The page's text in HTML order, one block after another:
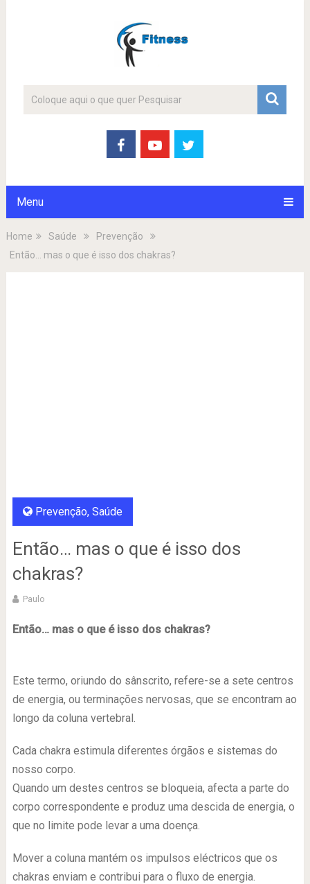
Menu
Home Saúde
Prevenção
Então… mas o que é isso dos chakras?
Prevenção, Saúde
Então… mas o que é isso dos
chakras?
Paulo
Então… mas o que é isso dos chakras?
Este termo, oriundo do sânscrito, refere-se a sete centros
de energia, ou terminações nervosas, que se encontram ao
longo da coluna vertebral.
Cada chakra estimula diferentes órgãos e sistemas do
nosso corpo.
Quando um destes centros se bloqueia, afecta a parte do
corpo correspondente e produz uma descida de energia, o
que no limite pode levar a uma doença.
Mover a coluna mantém os impulsos eléctricos que os
chakras enviam e contribui para o fluxo de energia.